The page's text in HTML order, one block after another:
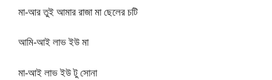
মা-আর তুই আমার রাজা মা ছেলের চটি
আমি-আই লাভ ইউ মা
মা-আই লাভ ইউ টু সোনা